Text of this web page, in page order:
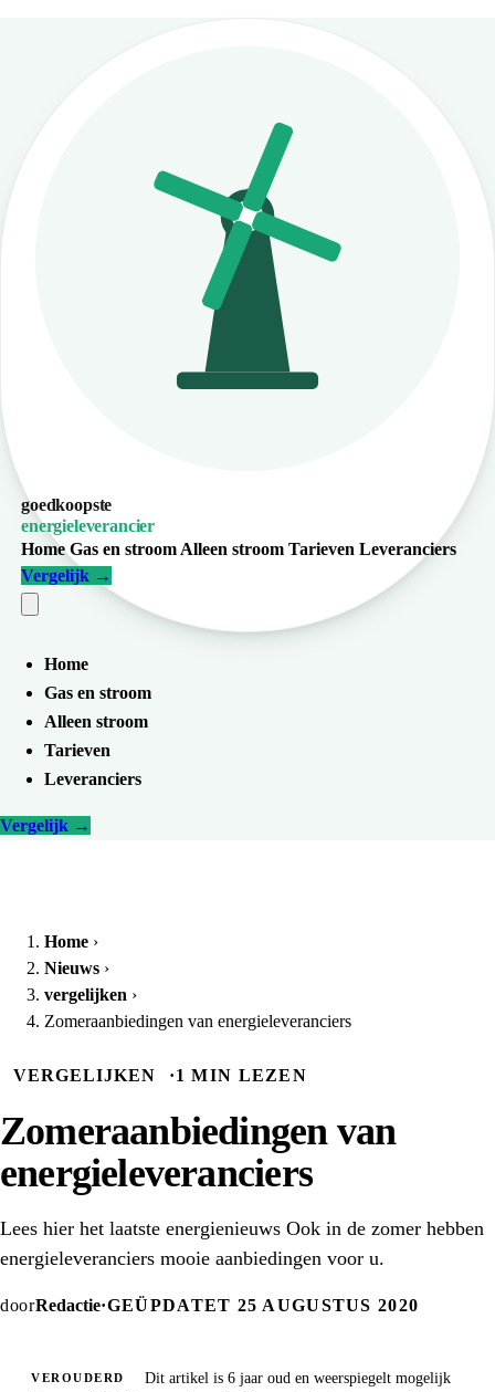
goedkoopste
energieleverancier
HomeGas en stroom Alleen stroom Tarieven Leveranciers
Vergelijk →
Home
Gas en stroom
Alleen stroom
Tarieven
Leveranciers
Vergelijk →
Home ›
Nieuws ›
vergelijken ›
Zomeraanbiedingen van energieleveranciers
VERGELIJKEN ·1 MIN LEZEN
Zomeraanbiedingen van
energieleveranciers
Lees hier het laatste energienieuws Ook in de zomer hebben
energieleveranciers mooie aanbiedingen voor u.
doorRedactie·GEÜPDATET 25 AUGUSTUS 2020
VEROUDERD
Dit artikel is 6 jaar oud en weerspiegelt mogelijk